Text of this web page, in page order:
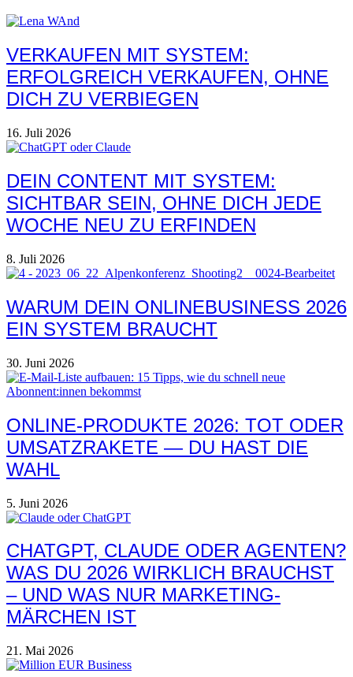
VERKAUFEN MIT SYSTEM:
ERFOLGREICH VERKAUFEN, OHNE
DICH ZU VERBIEGEN
16. Juli 2026
DEIN CONTENT MIT SYSTEM:
SICHTBAR SEIN, OHNE DICH JEDE
WOCHE NEU ZU ERFINDEN
8. Juli 2026
WARUM DEIN ONLINEBUSINESS 2026
EIN SYSTEM BRAUCHT
30. Juni 2026
ONLINE-PRODUKTE 2026: TOT ODER
UMSATZRAKETE — DU HAST DIE
WAHL
5. Juni 2026
CHATGPT, CLAUDE ODER AGENTEN?
WAS DU 2026 WIRKLICH BRAUCHST
– UND WAS NUR MARKETING-
MÄRCHEN IST
21. Mai 2026